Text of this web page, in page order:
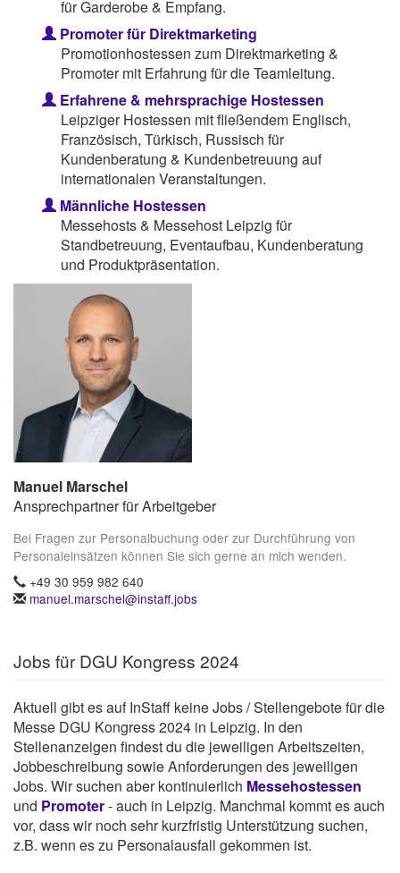
für Garderobe & Empfang.
Promoter für Direktmarketing
Promotionhostessen zum Direktmarketing &
Promoter mit Erfahrung für die Teamleitung.
Erfahrene & mehrsprachige Hostessen
Leipziger Hostessen mit fließendem Englisch,
Französisch, Türkisch, Russisch für
Kundenberatung & Kundenbetreuung auf
internationalen Veranstaltungen.
Männliche Hostessen
Messehosts & Messehost Leipzig für
Standbetreuung, Eventaufbau, Kundenberatung
und Produktpräsentation.
Manuel Marschel
Ansprechpartner für Arbeitgeber
Bei Fragen zur Personalbuchung oder zur Durchführung von
Personaleinsätzen können Sie sich gerne an mich wenden.
+49 30 959 982 640
manuel.marschel@instaff.jobs
Jobs für DGU Kongress 2024
Aktuell gibt es auf InStaff keine Jobs / Stellengebote für die
Messe DGU Kongress 2024 in Leipzig. In den
Stellenanzeigen findest du die jeweiligen Arbeitszeiten,
Jobbeschreibung sowie Anforderungen des jeweiligen
Jobs. Wir suchen aber kontinuierlich Messehostessen
und Promoter- auch in Leipzig. Manchmal kommt es auch
vor, dass wir noch sehr kurzfristig Unterstützung suchen,
z.B. wenn es zu Personalausfall gekommen ist.